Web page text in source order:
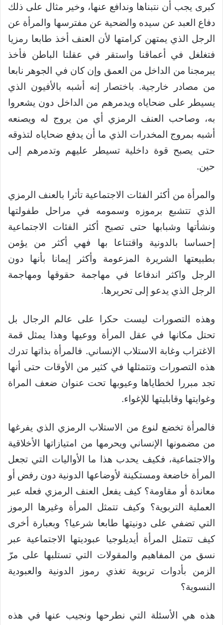
كبرى يجب أن نتبناها وندافع عنها، وخير مثال على ذلك
دفاع العبد عن سيده والضحية عن مفترسها والمرأة عن
الرجل الذي يمتهن كرامتها لأن العنف أخذ طابعا رمزيا
فتغلغل في أعماقنا واستقر في عقلنا الباطن فأخذ
يبرمجنا من الداخل من العمق وإن كان في الجوهر نابعا
من مصادر خارجية. باختصار إنه أشبه بالأفيون الذي
يسيطر على ضحاياه ويدمرهم من الداخل دون يشعروا
به، وصاحب العنف الرمزي أي من يروج له ويصنعه
أشبه بمروج المخدرات الذي ما أن يدفع ضحاياه لتذوقه
حتى يصبح قوة داخلية تسيطر عليهم وتدمرهم إلى
حين.
والمرأة من أكثر الفئات الاجتماعية تأثرا بالعنف الرمزي
الذي تتشبع برموزه وسمومه في مراحل طفولتها
ونشأتها وشبابها حتى تصبح أكثر الفئات الاجتماعية
إحساسا بالدونية واقتناعا بها فهي أكثر من يؤمن
بطبيعتها الشريرة المزعومة وأكثر إيمانا بأنها دون
الرجل واكثر اندفاعا في مهاجمة حقوقها ومهاجمة
الرجل الذي يدعو إلى تحريرها.
وهذه التصورات ليست حكرا على عالم الرجال بل
تحتل مكانها في عقل المرأة ووعيها وهذا يمثل قمة
الاغتراب وغابة الاستلاب الإنساني. فالمرأة بذاتها تدرك
هذه التصورات وتتمثلها في كثير من الأوقات حتى أنها
تجد مبررا لخطاياها وعيوبها تحت عنوان ضعف المراة
وغوايتها وقابليتها للإغواء.
فالمرأة تخضع لنوع من الاستلاب الرمزي الذي يفرغها
من مضمونها الإنساني ويحرمها من امتيازاتها الأخلاقية
والاجتماعية، فكيف يحدب هذا ما الأواليات التي تجعل
المرأة خاضعة ومستكينة لأوضاعها الدونية دون رفض أو
معاندة أو مقاومة؟ كيف يفعل العنف الرمزي فعله عبر
العملية التربوية؟ وكيف تتمثل المرأة وغيرها الرموز
التي تضفي على دونيتها طابعا شرعيا؟ وبعبارة أخرى
كيف تتمثل المرأة أيديلوجيا عبوديتها الاجتماعية عبر
نسق من المفاهيم والمقولات التي تستلبها على مرّ
الزمن بأدوات تربوية تغذي رموز الدونية والعبودية
النسوية؟
هذه هي الأسئلة التي نطرحها ونجيب عنها في هذه